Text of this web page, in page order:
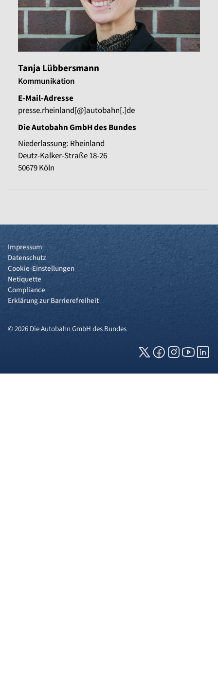
Tanja Lübbersmann
Kommunikation
E-Mail-Adresse
presse.rheinland[@]autobahn[.]de
Die Autobahn GmbH des Bundes
Niederlassung: Rheinland
Deutz-Kalker-Straße 18-26
50679Köln
Impressum
Datenschutz
Cookie-Einstellungen
Netiquette
Compliance
Erklärung zur Barrierefreiheit
© 2026 Die Autobahn GmbH des Bundes